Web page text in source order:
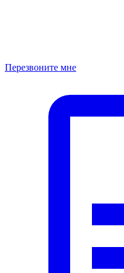
Перезвоните мне